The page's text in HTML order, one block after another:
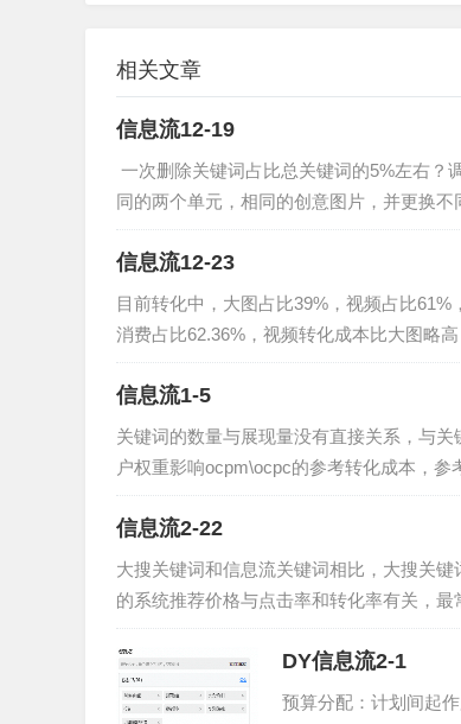
相关文章
信息流12-19
一次删除关键词占比总关键词的5%左右？
同的两个单元，相同的创意图片，并更换不
信息流12-23
目前转化中，大图占比39%，视频占比
消费占比62.36%，视频转化成本比大图略
信息流1-5
关键词的数量与展现量没有直接关系，与
户权重影响ocpm\ocpc的参考转化成本，
信息流2-22
大搜关键词和信息流关键词相比，大搜关
的系统推荐价格与点击率和转化率有关，
DY信息流2-1
预算分配：计划间起